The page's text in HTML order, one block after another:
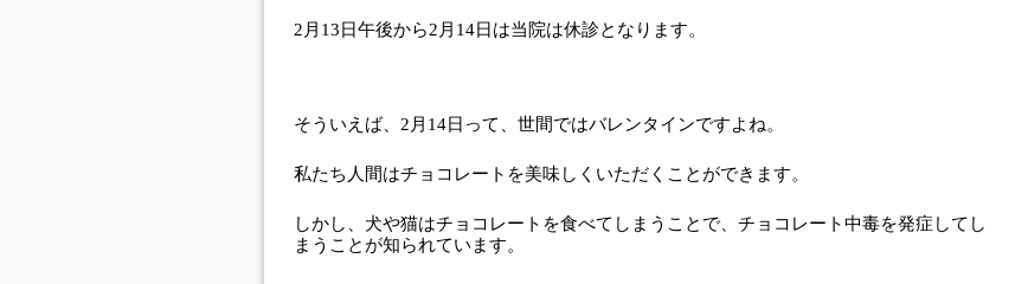
2月13日午後から2月14日は当院は休診となります。
そういえば、2月14日って、世間ではバレンタインですよね。
私たち人間はチョコレートを美味しくいただくことができます。
しかし、犬や猫はチョコレートを食べてしまうことで、チョコレート中毒を発症してし
まうことが知られています。